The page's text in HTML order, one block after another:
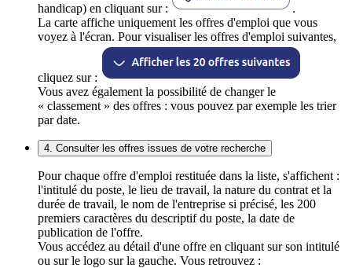
handicap) en cliquant sur :
.
La carte affiche uniquement les offres d'emploi que vous
voyez à l'écran. Pour visualiser les offres d'emploi suivantes,
cliquez sur :
Vous avez également la possibilité de changer le
« classement » des offres : vous pouvez par exemple les trier
par date.
4. Consulter les offres issues de votre recherche
Pour chaque offre d'emploi restituée dans la liste, s'affichent :
l'intitulé du poste, le lieu de travail, la nature du contrat et la
durée de travail, le nom de l'entreprise si précisé, les 200
premiers caractères du descriptif du poste, la date de
publication de l'offre.
Vous accédez au détail d'une offre en cliquant sur son intitulé
ou sur le logo sur la gauche. Vous retrouvez :